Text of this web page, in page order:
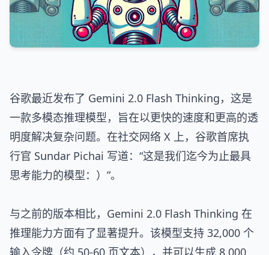
谷歌最近发布了 Gemini 2.0 Flash Thinking，这是
一款多模态推理模型，旨在以更快的速度和更高的透
明度解决复杂问题。在社交网络 X 上，谷歌首席执
行官 Sundar Pichai 写道：“这是我们迄今为止最具
思考能力的模型：）”。
与之前的版本相比，Gemini 2.0 Flash Thinking 在
推理能力方面有了显著提升。该模型支持 32,000 个
输入令牌（约 50-60 页文本），并可以生成 8,000